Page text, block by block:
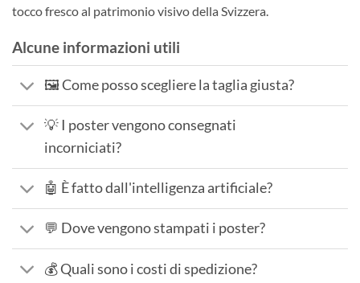
tocco fresco al patrimonio visivo della Svizzera.
Alcune informazioni utili
🖼️ Come posso scegliere la taglia giusta?
💡 I poster vengono consegnati
incorniciati?
🤖 È fatto dall'intelligenza artificiale?
💬 Dove vengono stampati i poster?
💰 Quali sono i costi di spedizione?